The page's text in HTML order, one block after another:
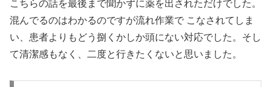
こちらの話を最後まで聞かずに薬を出されただけでした。
混んでるのはわかるのですが流れ作業で こなされてしま
い、患者よりもどう捌くかしか頭にない対応でした。そし
て清潔感もなく、二度と行きたくないと思いました。